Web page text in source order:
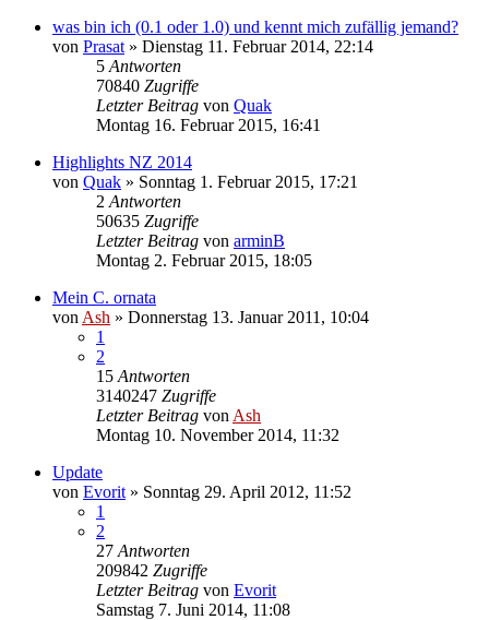
was bin ich (0.1 oder 1.0) und kennt mich zufällig jemand?
von Prasat » Dienstag 11. Februar 2014, 22:14
5 Antworten
70840 Zugriffe
Letzter Beitrag von Quak
Montag 16. Februar 2015, 16:41
Highlights NZ 2014
von Quak » Sonntag 1. Februar 2015, 17:21
2 Antworten
50635 Zugriffe
Letzter Beitrag von arminB
Montag 2. Februar 2015, 18:05
Mein C. ornata
von Ash » Donnerstag 13. Januar 2011, 10:04
1
2
15 Antworten
3140247 Zugriffe
Letzter Beitrag von Ash
Montag 10. November 2014, 11:32
Update
von Evorit » Sonntag 29. April 2012, 11:52
1
2
27 Antworten
209842 Zugriffe
Letzter Beitrag von Evorit
Samstag 7. Juni 2014, 11:08